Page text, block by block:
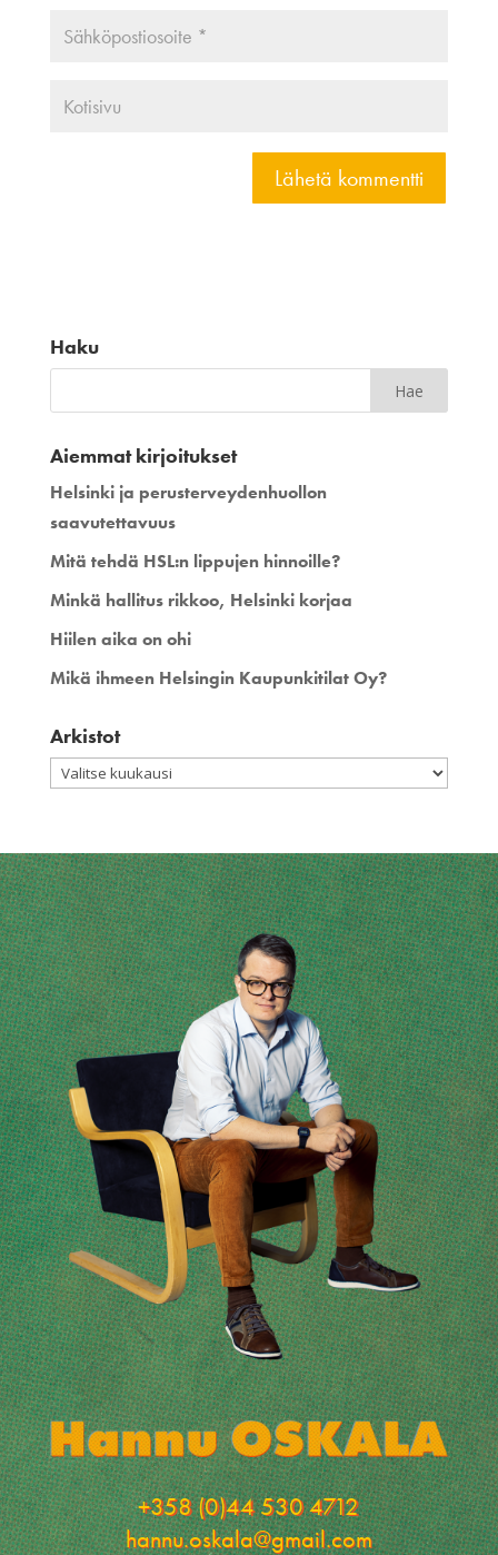
Haku
Aiemmat kirjoitukset
Helsinki ja perusterveydenhuollon
saavutettavuus
Mitä tehdä HSL:n lippujen hinnoille?
Minkä hallitus rikkoo, Helsinki korjaa
Hiilen aika on ohi
Mikä ihmeen Helsingin Kaupunkitilat Oy?
Arkistot
Arkistot
+358 (0)44 530 4712
hannu.oskala@gmail.com